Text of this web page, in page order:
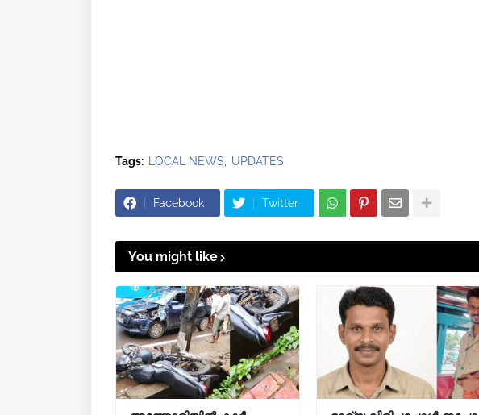
Tags: LOCAL NEWS UPDATES
Facebook Twitter
You might like